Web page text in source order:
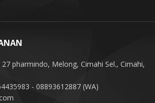
pharmindo, Melong, Cimahi Sel., Cimahi,
- 08893612887 (WA)